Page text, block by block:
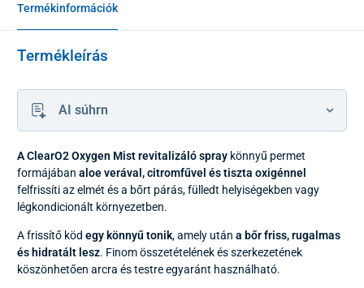
Termékinformációk
Termékleírás
AI súhrn
A ClearO2 Oxygen Mist revitalizáló spray könnyű permet
formájában aloe verával, citromfűvel és tiszta oxigénnel
felfrissíti az elmét és a bőrt párás, fülledt helyiségekben vagy
légkondicionált környezetben.
A frissítő köd egy könnyű tonik, amely után a bőr friss, rugalmas
és hidratált lesz. Finom összetételének és szerkezetének
köszönhetően arcra és testre egyaránt használható.